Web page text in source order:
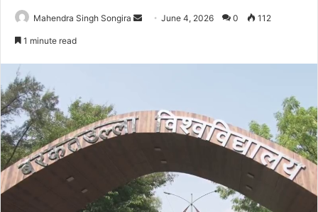
Mahendra Singh Songira
Send June 4, 2026 0 112
1 minute read